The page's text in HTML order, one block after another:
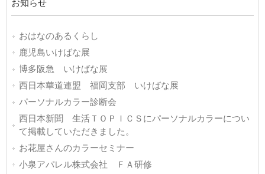
お知らせ
おはなのあるくらし
鹿児島いけばな展
博多阪急 いけばな展
西日本華道連盟 福岡支部 いけばな展
パーソナルカラー診断会
西日本新聞 生活ＴＯＰＩＣＳにパーソナルカラーについ
て掲載していただきました。
お花屋さんのカラーセミナー
小泉アパレル株式会社 ＦＡ研修